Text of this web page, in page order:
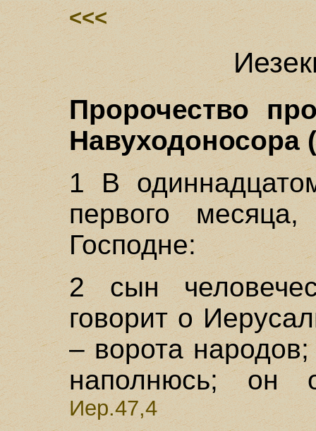
<<<
Пророчество
Навуходоносора
1 В
первого
Господне:
2 сын
говорит о
– ворота
наполнюсь; он
Иер.47,4